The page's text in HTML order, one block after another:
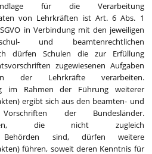
für die Verarbeitung
von Lehrkräften ist Art. 6 Abs. 1
in Verbindung mit den jeweiligen
und beamtenrechtlichen
dürfen Schulen die zur Erfüllung
zugewiesenen Aufgaben
der Lehrkräfte verarbeiten.
im Rahmen der Führung weiterer
ergibt sich aus den beamten- und
Vorschriften der Bundesländer.
die nicht zugleich
Behörden sind, dürfen weitere
führen, soweit deren Kenntnis für